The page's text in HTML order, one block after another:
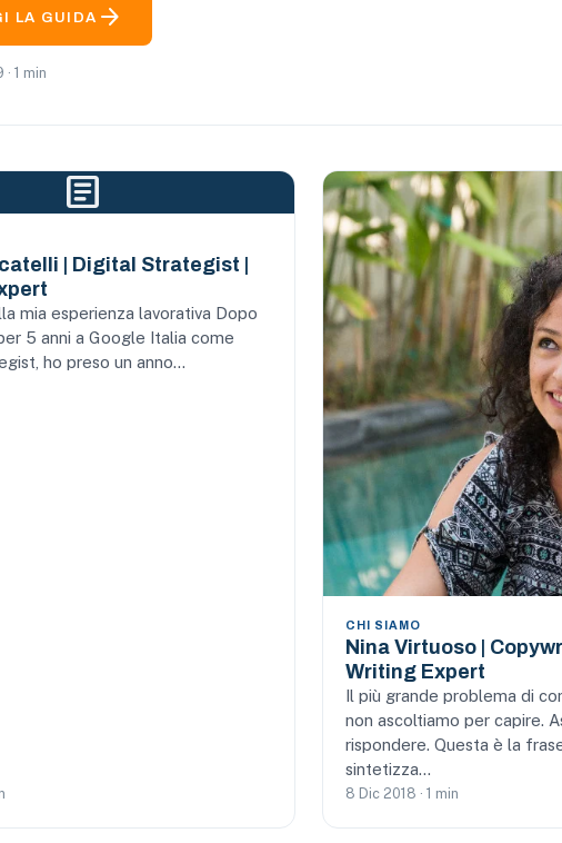
LA GUIDA arrow_forward
1 min
article
| Digital Strategist |
mia esperienza lavorativa Dopo
5 anni a Google Italia come
ho preso un anno…
CHI SIAMO
Nina Virtuoso |
Writing Expert
Il più grande problema di
non ascoltiamo per capire.
rispondere. Questa è la
sintetizza…
8 Dic 2018 · 1 min